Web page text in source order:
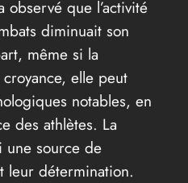
observé que l’activité
diminuait son
même si la
croyance, elle peut
notables, en
des athlètes. La
une source de
leur détermination.